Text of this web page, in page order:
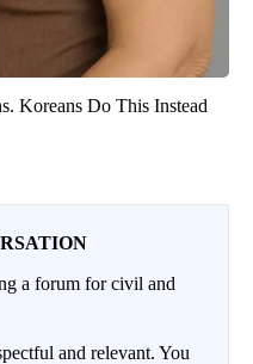
Koreans Do This Instead
a forum for civil and
and relevant. You